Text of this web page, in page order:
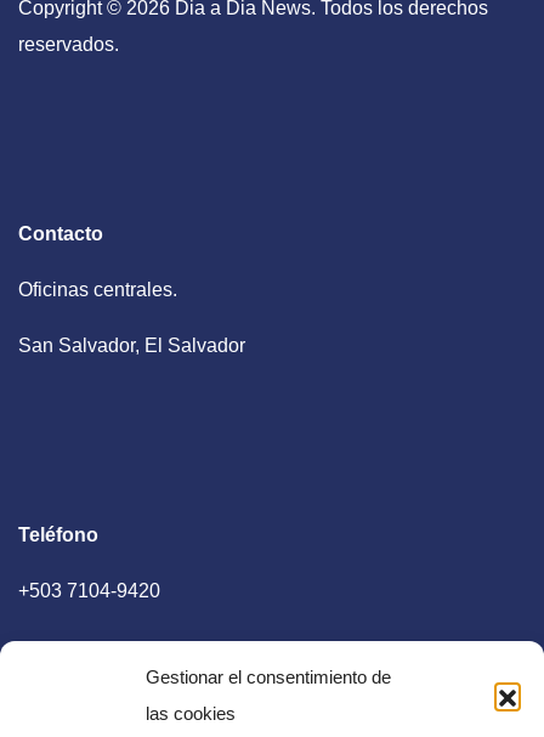
Gestionar el consentimiento de
las cookies
Copyright © 2026 Dia a Dia News. Todos los derechos
reservados.
Contacto
Oficinas centrales.
San Salvador, El Salvador
Teléfono
+503 7104-9420